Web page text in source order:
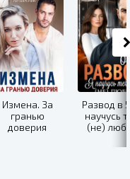
Измена. За
гранью
доверия
Развод в
научусь
(не)